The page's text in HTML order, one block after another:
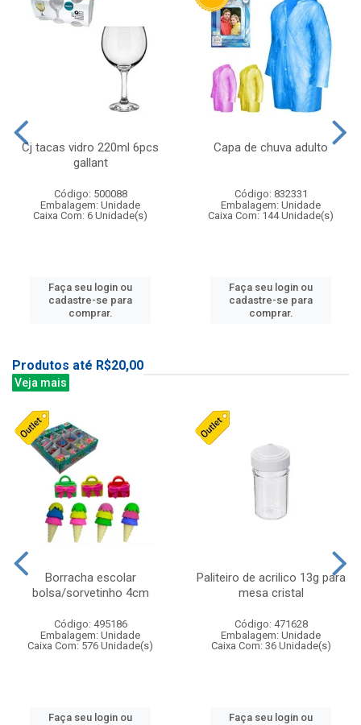
Cj tacas vidro 220ml 6pcs
gallant
Código: 500088
Embalagem: Unidade
Caixa Com: 6 Unidade(s)
Faça seu login ou
cadastre-se para
comprar.
Capa de chuva adulto
Código: 832331
Embalagem: Unidade
Caixa Com: 144 Unidade(s)
Faça seu login ou
cadastre-se para
comprar.
Produtos até R$20,00
Veja mais
Borracha escolar
bolsa/sorvetinho 4cm
Código: 495186
Embalagem: Unidade
Caixa Com: 576 Unidade(s)
Faça seu login ou
Paliteiro de acrilico 13g para
mesa cristal
Código: 471628
Embalagem: Unidade
Caixa Com: 36 Unidade(s)
Faça seu login ou